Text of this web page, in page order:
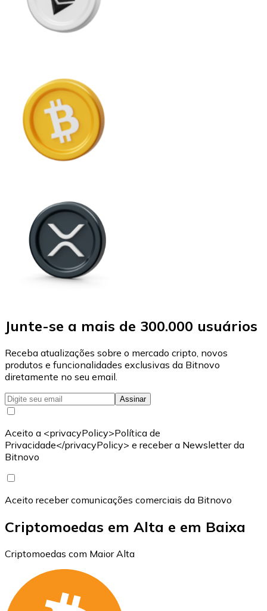
Junte-se a mais de 300.000 usuários
Receba atualizações sobre o mercado cripto, novos
produtos e funcionalidades exclusivas da Bitnovo
diretamente no seu email.
Assinar
Aceito a <privacyPolicy>Política de
Privacidade</privacyPolicy> e receber a Newsletter da
Bitnovo
Aceito receber comunicações comerciais da Bitnovo
Criptomoedas em Alta e em Baixa
Criptomoedas com Maior Alta